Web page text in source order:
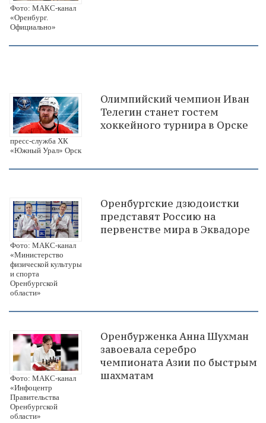
Фото: МАКС-канал
«Оренбург.
Официально»
пресс-служба ХК
«Южный Урал» Орск
Олимпийский чемпион Иван
Телегин станет гостем
хоккейного турнира в Орске
Фото: МАКС-канал
«Министерство
физической культуры
и спорта
Оренбургской
области»
Оренбургские дзюдоистки
представят Россию на
первенстве мира в Эквадоре
Фото: МАКС-канал
«Инфоцентр
Правительства
Оренбургской
области»
Оренбурженка Анна Шухман
завоевала серебро
чемпионата Азии по быстрым
шахматам